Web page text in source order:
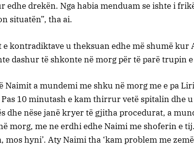
edhe drekën. Nga habia menduam se ishte i
situatën”, tha ai.
e kontradiktave u theksuan edhe më shumë kur
dashur të shkonte në morg për të parë trupin
Naimit a mundemi me shku në morg me e pa
Pas 10 minutash e kam thirrur vetë spitalin dhe
dhe nëse janë kryer të gjitha procedurat, a
morg, me ne erdhi edhe Naimi me shoferin e
mos hyni’. Aty Naimi tha ‘kam problem me